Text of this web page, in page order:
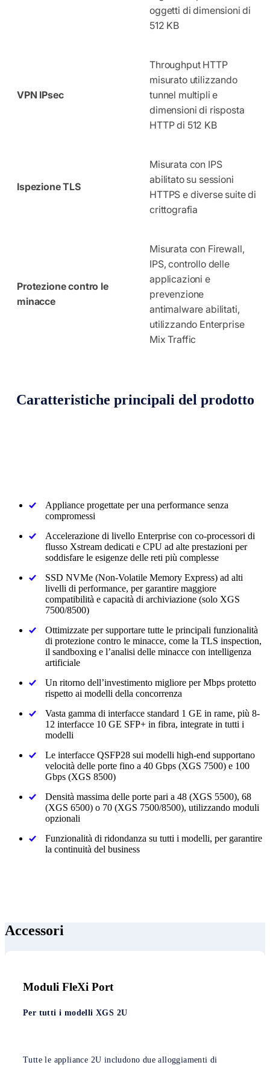
oggetti di dimensioni di
512 KB
VPN IPsec
Throughput HTTP
misurato utilizzando
tunnel multipli e
dimensioni di risposta
HTTP di 512 KB
Ispezione TLS
Misurata con IPS
abilitato su sessioni
HTTPS e diverse suite di
crittografia
Protezione contro le
minacce
Misurata con Firewall,
IPS, controllo delle
applicazioni e
prevenzione
antimalware abilitati,
utilizzando Enterprise
Mix Traffic
Caratteristiche principali del prodotto
Appliance progettate per una performance senza
compromessi
Accelerazione di livello Enterprise con co-processori di
flusso Xstream dedicati e CPU ad alte prestazioni per
soddisfare le esigenze delle reti più complesse
SSD NVMe (Non-Volatile Memory Express) ad alti
livelli di performance, per garantire maggiore
compatibilità e capacità di archiviazione (solo XGS
7500/8500)
Ottimizzate per supportare tutte le principali funzionalità
di protezione contro le minacce, come la TLS inspection,
il sandboxing e l’analisi delle minacce con intelligenza
artificiale
Un ritorno dell’investimento migliore per Mbps protetto
rispetto ai modelli della concorrenza
Vasta gamma di interfacce standard 1 GE in rame, più 8-
12 interfacce 10 GE SFP+ in fibra, integrate in tutti i
modelli
Le interfacce QSFP28 sui modelli high-end supportano
velocità delle porte fino a 40 Gbps (XGS 7500) e 100
Gbps (XGS 8500)
Densità massima delle porte pari a 48 (XGS 5500), 68
(XGS 6500) o 70 (XGS 7500/8500), utilizzando moduli
opzionali
Funzionalità di ridondanza su tutti i modelli, per garantire
la continuità del business
Accessori
Moduli FleXi Port
Per tutti i modelli XGS 2U
Tutte le appliance 2U includono due alloggiamenti di